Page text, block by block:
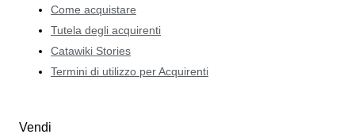
Come acquistare
Tutela degli acquirenti
Catawiki Stories
Termini di utilizzo per Acquirenti
Vendi